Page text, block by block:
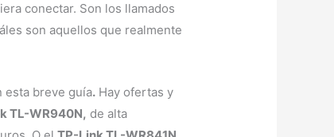
conectar. Son los llamados
son aquellos que realmente
esta breve guía. Hay ofertas y
TL-WR940N, de alta